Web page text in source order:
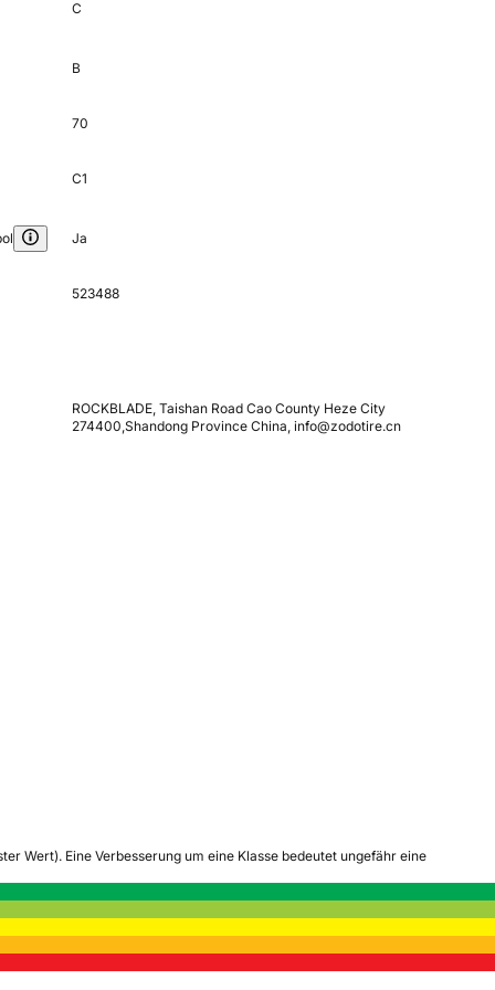
C
B
70
C1
Ja
523488
ROCKBLADE, Taishan Road Cao County Heze City
274400,Shandong Province China, info@zodotire.cn
Wert). Eine Verbesserung um eine Klasse bedeutet ungefähr eine